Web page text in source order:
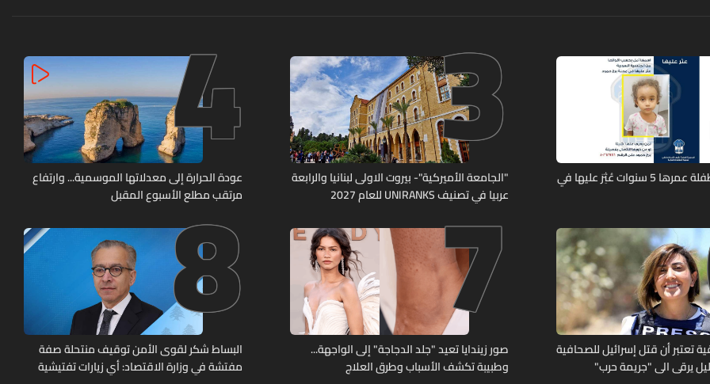
تعميم صورة طفلة عمرها 5 سنوات عُثِرَ عليها في
3
"الجامعة الأميركية"- بيروت الاولى لبنانيا والرابعة
عربيا في تصنيف UNIRANKS للعام 2027
4
عودة الحرارة إلى معدلاتها الموسمية... وارتفاع
مرتقب مطلع الأسبوع المقبل
تعتبر أن قتل إسرائيل للصحافية
يرقى الى "جريمة حرب"
7
صور زيندايا تعيد "جلد الدجاجة" إلى الواجهة...
وطبيبة تكشف الأسباب وطرق العلاج
8
البساط شكر لقوى الأمن توقيف منتحلة صفة
مفتشة في وزارة الاقتصاد: أي زيارات تفتيشية